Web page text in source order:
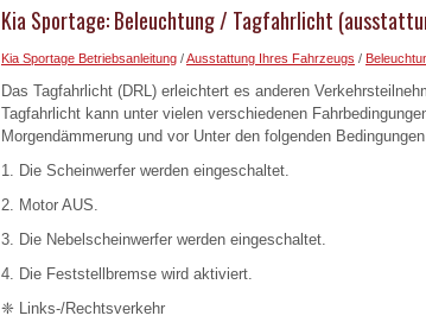
Kia Sportage: Beleuchtung / Tagfahrlicht
Kia Sportage Betriebsanleitung /Ausstattung Ihres Fahrzeugs /
Das Tagfahrlicht (DRL) erleichtert es anderen
Tagfahrlicht kann unter vielen verschiedenen
Morgendämmerung und vor Unter den folgenden
1. Die Scheinwerfer werden eingeschaltet.
2. Motor AUS.
3. Die Nebelscheinwerfer werden eingeschaltet.
4. Die Feststellbremse wird aktiviert.
❈ Links-/Rechtsverkehr